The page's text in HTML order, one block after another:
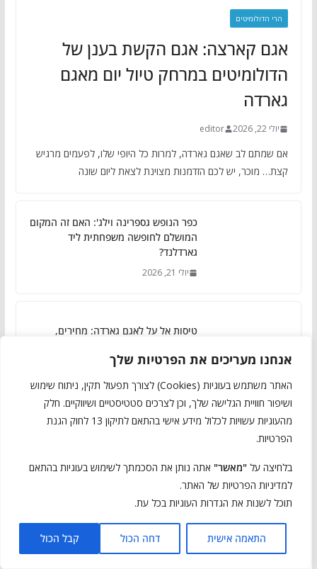
אנחנו מעריכים את הפרטיות שלך
האתר משתמש בעוגיות (Cookies) לצורך תפעול תקין, ניתוח שימוש
ושיפור חוויית הגלישה שלך, וכן לצרכים סטטיסטיים ושיווקיים. חלק
מהעוגיות עשויות לכלול מידע אישי בהתאם לתיקון 13 לחוק הגנת
הפרטיות.
בלחיצה על "מאשר" אתה נותן את הסכמתך לשימוש בעוגיות בהתאם
למדיניות הפרטיות של האתר.
תוכל לשנות את הגדרות העוגיות בכל עת.
התאמה אישית דחה הכול קבל הכול
הרי הדולומיטים
אגם קארצה: אגם הקשת בענן של
הדולומיטים במרחק טיול יום מאגם
גארדה
יולי 22, 2026 editor
אם שמתם לב שאגם גארדה, למרות כל היופי שלו, לפעמים מרגיש
קצת… מוכר, יש לכם הזדמנות מצוינת לצאת ליום שונה
כפר הנופש גספרינה וילג': האם זה המקום
המושלם לחופשה משפחתית ליד
גארדלנד?
יולי 21, 2026
טיסות אל על לאגם גארדה: מחירים,
יולי 15, 2026
מתי לטוס לאגם גארדה? מדריך מקיף
ינואר 15, 2026
שייט בסירמיונה: הדרך היפה ביותר לגלות
את העיירה?